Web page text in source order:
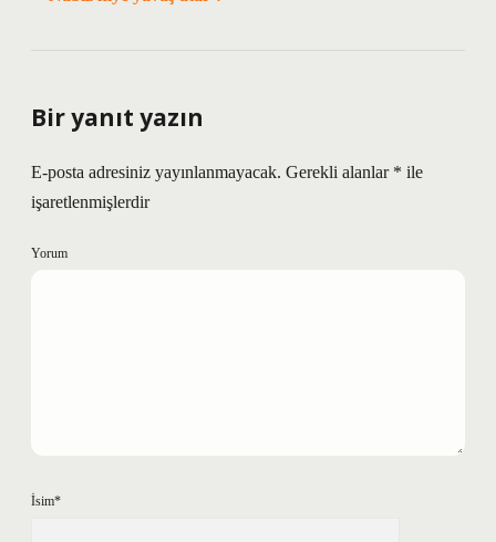
Bir yanıt yazın
E-posta adresiniz yayınlanmayacak. Gerekli alanlar * ile
işaretlenmişlerdir
Yorum
İsim*